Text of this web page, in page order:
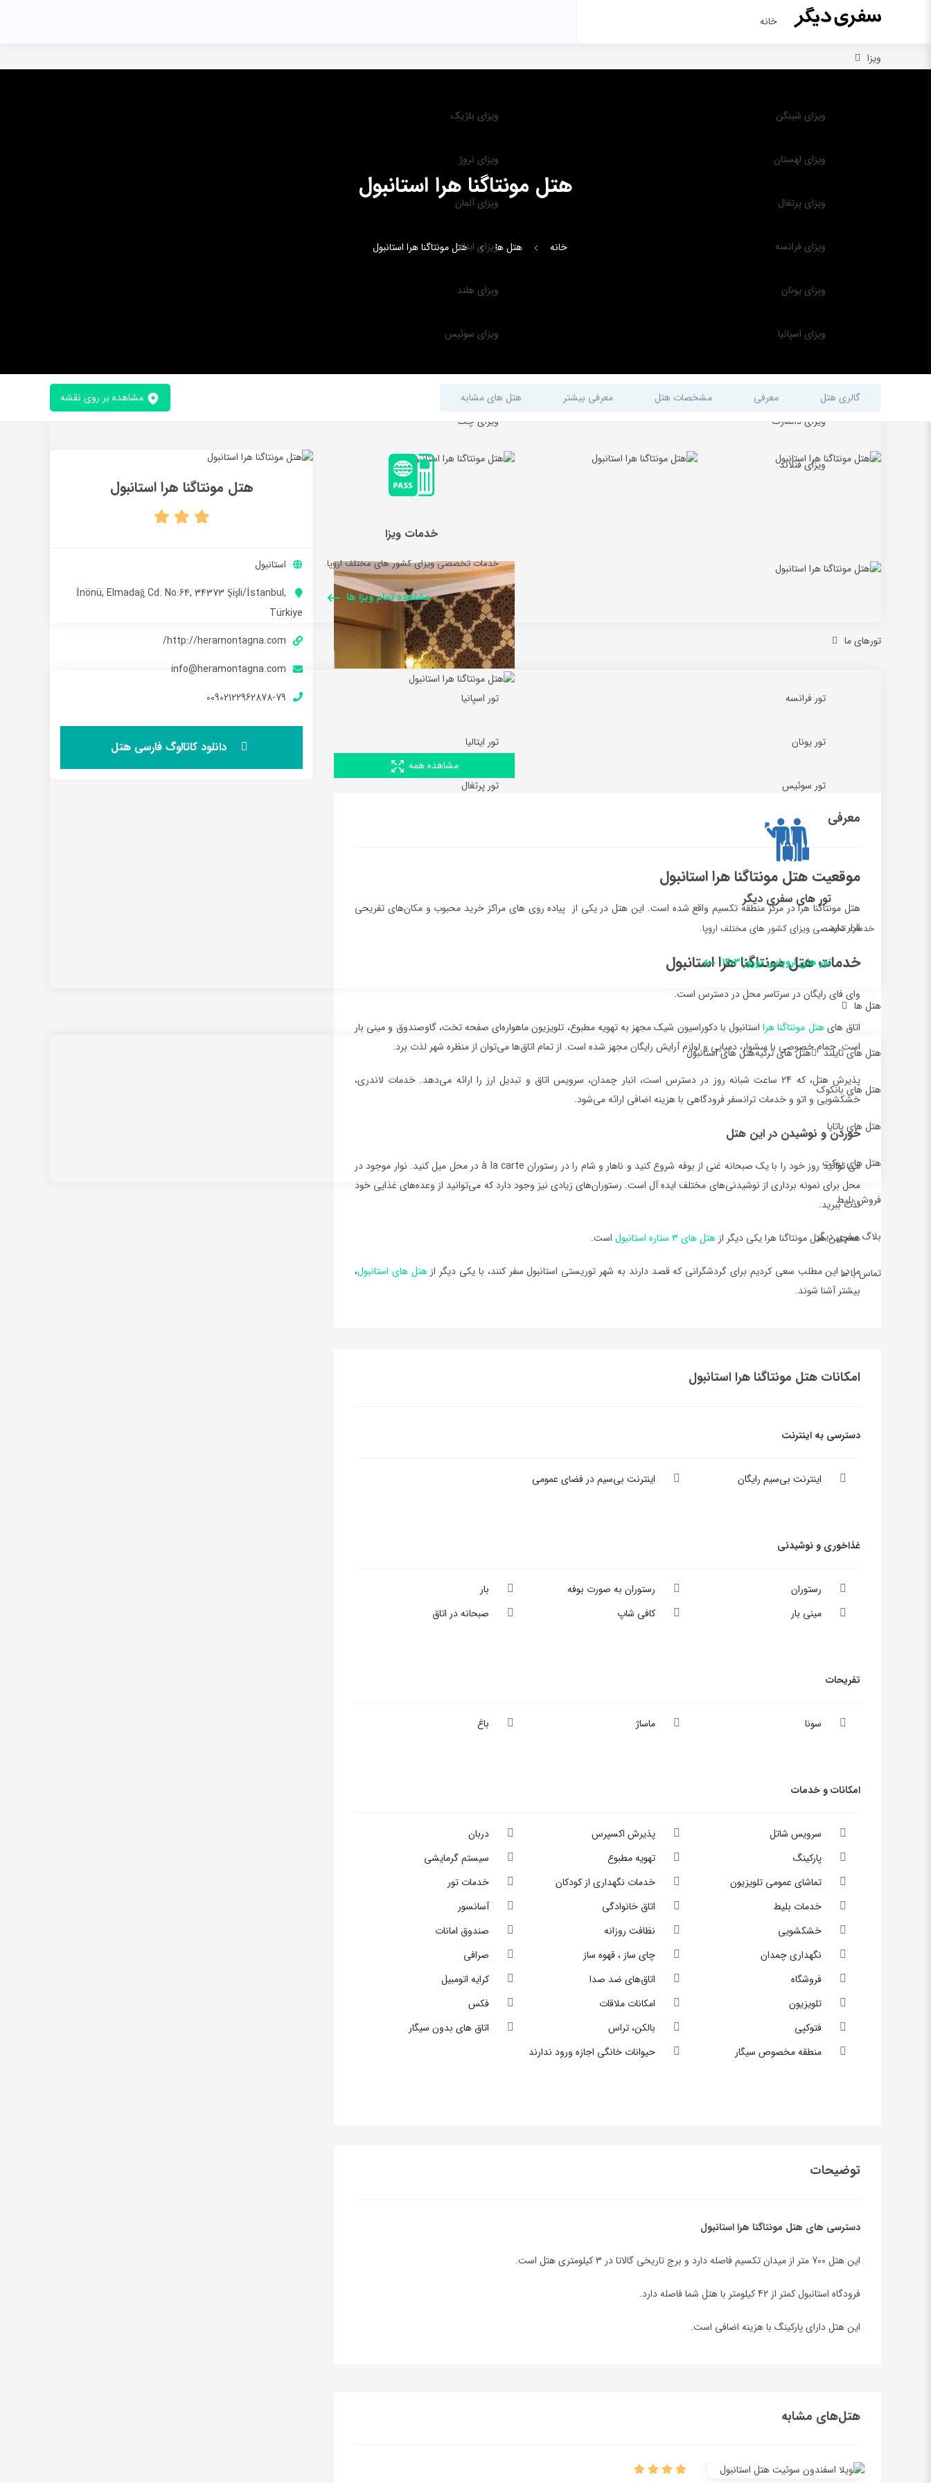
خانه
ویزا
ویزای شینگن ویزای بلژیک
ویزای لهستان ویزای نروژ
ویزای پرتغال ویزای آلمان
ویزای فرانسه ویزای ایتالیا
ویزای یونان ویزای هلند
ویزای اسپانیا ویزای سوئیس
ویزای مجارستان ویزای اتریش
ویزای دانمارک ویزای چک
ویزای فنلاند
خدمات ویزا
خدمات تخصصی ویزای کشور های مختلف اروپا.
مشاهده تمام ویزا ها
تورهای ما
تور فرانسه تور اسپانیا
تور یونان تور ایتالیا
تور سوئیس تور پرتغال
تور های سفری دیگر
خدمات تخصصی ویزای کشور های مختلف اروپا.
تور های اروپایی نوروز ۱۴۰۳
هتل ها
هتل های تایلند
هتل های بانکوک
هتل های پاتایا
هتل های پوکت
هتل های ترکیههتل های استانبول
فروش بلیط
بلاگ سفری دیگر
تماس با ما
خانه هتل ها هتل مونتاگنا هرا استانبول
هتل مونتاگنا هرا استانبول
گالری هتل معرفی مشخصات هتل معرفی بیشتر هتل های مشابه مشاهده بر روی نقشه
مشاهده همه
معرفی
موقعیت هتل مونتاگنا هرا استانبول
هتل مونتاگنا هرا در مرکز منطقه تکسیم واقع شده است. این هتل در یکی از پیاده روی های مراکز خرید محبوب و مکان‌های تفریحی
قرار دارد.
خدمات هتل مونتاگنا هرا استانبول
وای فای رایگان در سرتاسر محل در دسترس است.
اتاق هایهتل مونتاگنا هرااستانبول با دکوراسیون شیک مجهز به تهویه مطبوع، تلویزیون ماهواره‌ای صفحه تخت، گاوصندوق و مینی بار
است. حمام خصوصی با سشوار، دمپایی و لوازم آرایش رایگان مجهز شده است. از تمام اتاق‌ها می‌توان از منظره شهر لذت برد.
پذیرش هتل، که 24 ساعت شبانه روز در دسترس است، انبار چمدان، سرویس اتاق و تبدیل ارز را ارائه می‌دهد. خدمات لاندری،
خشکشویی و اتو و خدمات ترانسفر فرودگاهی با هزینه اضافی ارائه می‌شود.
خوردن و نوشیدن در این هتل
می توانید روز خود را با یک صبحانه غنی از بوفه شروع کنید و ناهار و شام را در رستوران à la carte در محل میل کنید. نوار موجود در
محل برای نمونه برداری از نوشیدنی‌های مختلف ایده آل است. رستوران‌های زیادی نیز وجود دارد که می‌توانید از وعده‌های غذایی خود
لذت ببرید.
همچنين هتل مونتاگنا هرا يکي ديگر از هتل هاي 3 ستاره استانبول است.
ما در اين مطلب سعي کرديم براي گردشگراني که قصد دارند به شهر توريستي استانبول سفر کنند، با يکي ديگر ازهتل هاي استانبول،
بيشتر آشنا شوند.
امکانات هتل مونتاگنا هرا استانبول
دسترسی به اینترنت
اینترنت بی‌سیم رایگان اینترنت بی‌سیم در فضای عمومی
غذاخوری و نوشیدنی
رستوران رستوران به صورت بوفه
بار
مینی بار
کافی شاپ صبحانه در اتاق
تفریحات
سونا ماساژ باغ
امکانات و خدمات
سرویس شاتل پذیرش اکسپرس
دربان
پارکینگ
تهویه مطبوع
سیستم گرمایشی
تماشای عمومی تلویزیون
خدمات نگهداری از کودکان
خدمات تور
خدمات بلیط
اتاق خانوادگی
آسانسور
خشکشویی
نظافت روزانه
صندوق امانات
نگهداری چمدان
چای ساز ، قهوه ساز
صرافی
فروشگاه
اتاق‌های ضد صدا
کرایه اتومبیل
تلویزیون
امکانات ملاقات
فکس
فتوکپی
بالکن، تراس
اتاق های بدون سیگار
منطقه مخصوص سیگار
حیوانات خانگی اجازه ورود ندارند
توضیحات
دسترسی های هتل مونتاگنا هرا استانبول
این هتل 700 متر از میدان تکسیم فاصله دارد و برج تاریخی گالاتا در 3 کیلومتری هتل است.
فرودگاه استانبول کمتر از 42 کیلومتر با هتل شما فاصله دارد.
این هتل دارای پارکینگ با هزینه اضافی است.
هتل‌های مشابه
هتل مونتاگنا هرا استانبول
استانبول
İnönü, Elmadağ Cd. No:64, 34373 Şişli/İstanbul,
Türkiye
http://heramontagna.com/
info@heramontagna.com
00902122962878-79
دانلود کاتالوگ فارسی هتل